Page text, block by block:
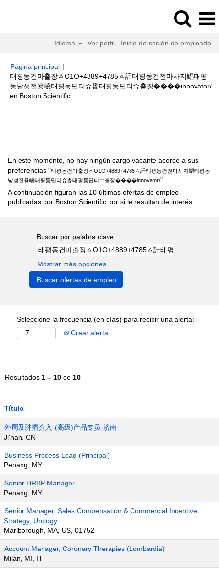
Idioma Ver perfil Inicio de sesión de empleado
Página principal |
태평동건마출장ㅿO1O+4889+4785ㅿ訐태평동건전마사지鯧태평
동남성전용崚태평동딥티슈䁷태평동딥티슈출장��‍��innovator/
en Boston Scientific(página
En este momento, no hay ningún cargo vacante acorde a sus
preferencias "태평동건마출장ㅿO1O+4889+4785ㅿ訐태평동건전마사지鯧태평동
남성전용崚태평동딥티슈䁷태평동딥티슈출장��‍��innovator/".
A continuación figuran las 10 últimas ofertas de empleo
publicadas por Boston Scientific por si le resultan de interés.
Buscar por palabra clave
Mostrar más opciones
Seleccione la frecuencia (en días) para recibir una alerta:
Crear alerta
Resultados 1 – 10 de 10
Título
外周及肿瘤介入-(高级)产品专员-济南
Ji'nan, CN
Business Process Lead (Principal)
Penang, MY
Senior HRBP Manager
Penang, MY
Senior Manager, Sales Compensation & Commercial Incentive
Strategy, Urology
Marlborough, MA, US, 01752
Account Manager, Coronary Therapies (Lombardia)
Milan, MI, IT